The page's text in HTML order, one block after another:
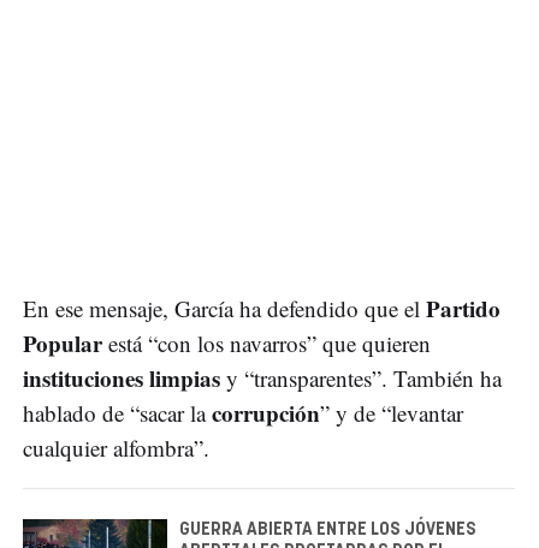
En ese mensaje, García ha defendido que el Partido
Popularestá “con los navarros” que quieren
instituciones limpias y “transparentes”. También ha
hablado de “sacar lacorrupción” y de “levantar
cualquier alfombra”.
GUERRA ABIERTA ENTRE LOS JÓVENES